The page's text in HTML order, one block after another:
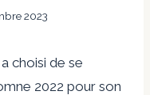
2023
choisi de se
2022 pour son